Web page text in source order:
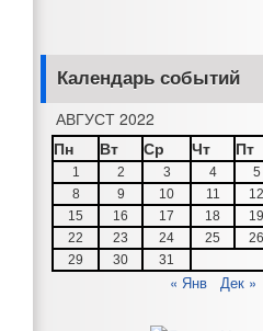
Календарь событий
АВГУСТ 2022
Пн
Вт Ср Чт Пт
1 2 3 4 5
8
9 10 11 12
15
16 17 18 19
22
23 24 25 26
29
30 31
« Янв Дек »